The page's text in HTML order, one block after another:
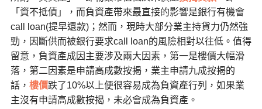
「資不抵債」，而負資產帶來最直接的影響是銀行有機會
call loan(提早還款)；然而，現時大部分業主持貨力仍然強
勁，因斷供而被銀行要求call loan的風險相對以往低。值得
留意，負資產成因主要涉及兩大因素，第一是樓價大幅滑
落，第二因素是申請高成數按揭，業主申請九成按揭的
話， 樓價跌了10%以上便很容易成為負資產行列，如果業
主沒有申請高成數按揭，未必會成為負資產。